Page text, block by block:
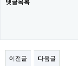
댓글목록
이전글 다음글